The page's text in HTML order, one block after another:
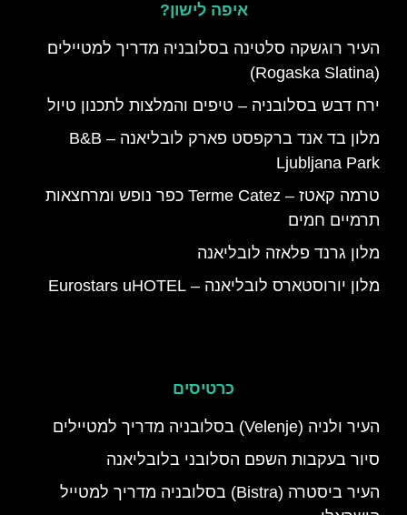
איפה לישון?
העיר רוגשקה סלטינה בסלובניה מדריך למטיילים
(Rogaska Slatina)
ירח דבש בסלובניה – טיפים והמלצות לתכנון טיול
מלון בד אנד ברקפסט פארק לובליאנה – B&B
Ljubljana Park
טרמה קאטז – Terme Catez כפר נופש ומרחצאות
תרמיים חמים
מלון גרנד פלאזה לובליאנה
מלון יורוסטארס לובליאנה – Eurostars uHOTEL
כרטיסים
העיר ולניה (Velenje) בסלובניה מדריך למטיילים
סיור בעקבות השפם הסלובני בלובליאנה
העיר ביסטרה (Bistra) בסלובניה מדריך למטייל